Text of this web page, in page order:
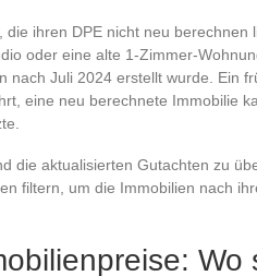
die ihren DPE nicht neu berechnen
oder eine alte 1-Zimmer-
nach Juli 2024 erstellt wurde. Ein
eine neu berechnete Immobilie
die aktualisierten Gutachten zu
filtern, um die Immobilien nach
Wo